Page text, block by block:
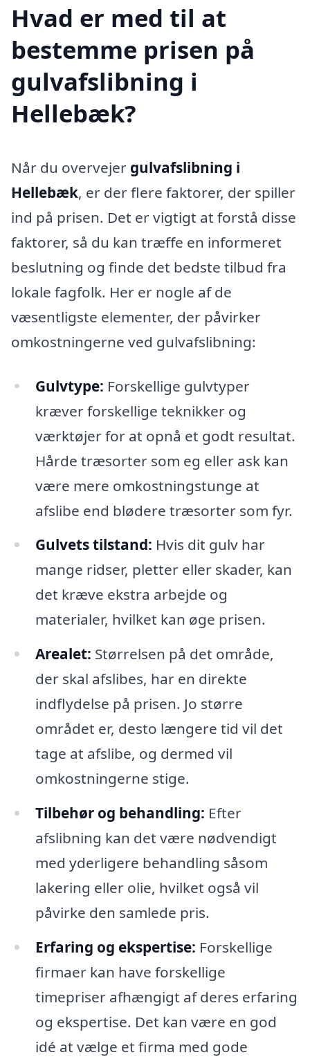
Hvad er med til at
bestemme prisen på
gulvafslibning i
Hellebæk?
Når du overvejer gulvafslibning i
Hellebæk, er der flere faktorer, der spiller
ind på prisen. Det er vigtigt at forstå disse
faktorer, så du kan træffe en informeret
beslutning og finde det bedste tilbud fra
lokale fagfolk. Her er nogle af de
væsentligste elementer, der påvirker
omkostningerne ved gulvafslibning:
Gulvtype: Forskellige gulvtyper
kræver forskellige teknikker og
værktøjer for at opnå et godt resultat.
Hårde træsorter som eg eller ask kan
være mere omkostningstunge at
afslibe end blødere træsorter som fyr.
Gulvets tilstand: Hvis dit gulv har
mange ridser, pletter eller skader, kan
det kræve ekstra arbejde og
materialer, hvilket kan øge prisen.
Arealet: Størrelsen på det område,
der skal afslibes, har en direkte
indflydelse på prisen. Jo større
området er, desto længere tid vil det
tage at afslibe, og dermed vil
omkostningerne stige.
Tilbehør og behandling: Efter
afslibning kan det være nødvendigt
med yderligere behandling såsom
lakering eller olie, hvilket også vil
påvirke den samlede pris.
Erfaring og ekspertise: Forskellige
firmaer kan have forskellige
timepriser afhængigt af deres erfaring
og ekspertise. Det kan være en god
idé at vælge et firma med gode